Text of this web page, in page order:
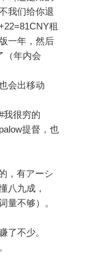
我们给你退
租
一年，然后
（年内会
会出移动
我很穷的
提督，也
，有アーシ
八九成，
量不够）。
了不少。